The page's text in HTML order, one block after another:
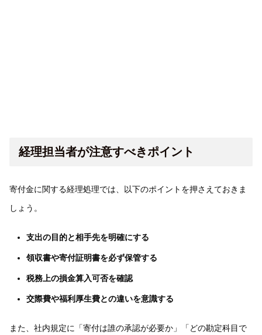
経理担当者が注意すべきポイント
寄付金に関する経理処理では、以下のポイントを押さえておきま
しょう。
支出の目的と相手先を明確にする
領収書や寄付証明書を必ず保管する
税務上の損金算入可否を確認
交際費や福利厚生費との違いを意識する
また、社内規定に「寄付は誰の承認が必要か」「どの勘定科目で